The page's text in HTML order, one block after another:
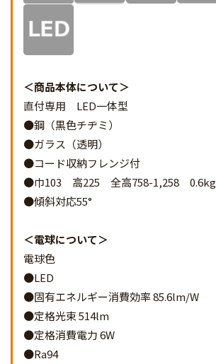
商品本体について
直付専用 LED一体型
●鋼（黒色チヂミ）
●ガラス（透明）
●コード収納フレンジ付
●巾103 高225 全高758-1,258 0.6kg
●傾斜対応55°
電球について
電球色
●LED
●固有エネルギー消費効率 85.6lm/W
●定格光束 514lm
●定格消費電力 6W
●Ra94